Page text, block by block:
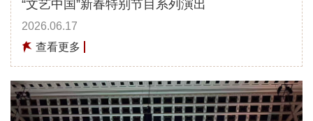
“文艺中国”新春特别节目系列演出
2026.06.17
查看更多